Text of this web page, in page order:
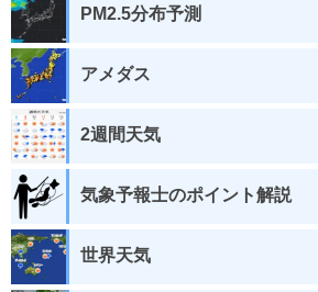
PM2.5分布予測
アメダス
2週間天気
気象予報士のポイント解説
世界天気